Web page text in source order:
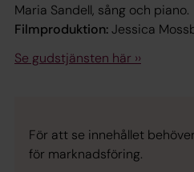
Maria Sandell, sång och piano.
Filmproduktion:Jessica
Se gudstjänsten här ››
För att se innehållet
för marknadsföring.